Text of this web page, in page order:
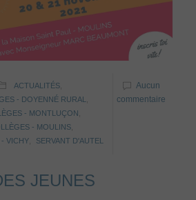
ACTUALITÉS,
- DOYENNÉ RURAL
- MONTLUÇON
- MOULINS
VICHY
SERVANT D'AUTEL
Aucun
commentaire
JEUNES